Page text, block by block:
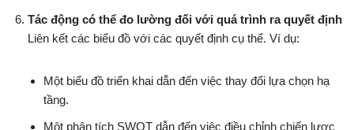
Tác động có thể đo lường đối với quá trình ra quyết định
Liên kết các biểu đồ với các quyết định cụ thể. Ví dụ:
Một biểu đồ triển khai dẫn đến việc thay đổi lựa chọn hạ
tầng.
Một phân tích SWOT dẫn đến việc điều chỉnh chiến lược